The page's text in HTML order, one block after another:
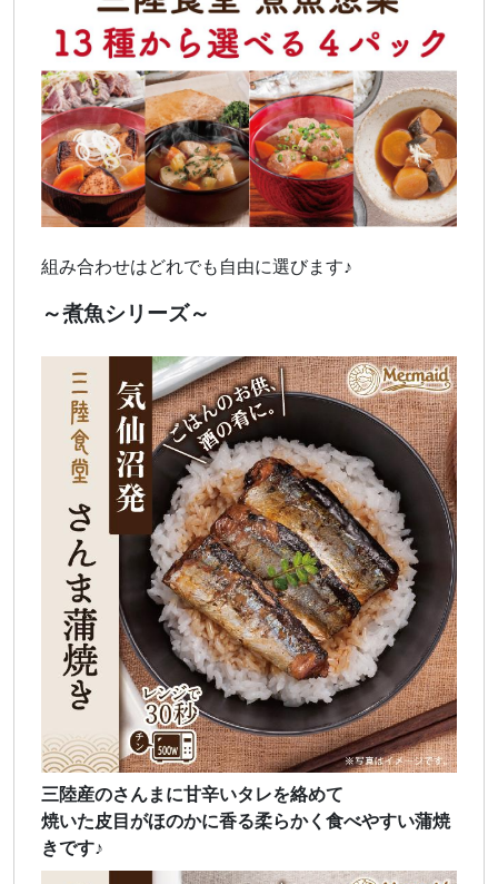
組み合わせはどれでも自由に選びます♪
～煮魚シリーズ～
三陸産のさんまに甘辛いタレを絡めて
焼いた皮目がほのかに香る柔らかく食べやすい蒲焼
きです♪